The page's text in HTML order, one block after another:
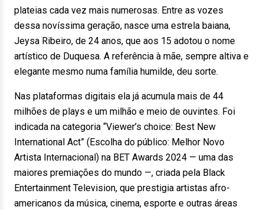
plateias cada vez mais numerosas. Entre as vozes
dessa novíssima geração, nasce uma estrela baiana,
Jeysa Ribeiro, de 24 anos, que aos 15 adotou o nome
artístico de Duquesa. A referência à mãe, sempre altiva e
elegante mesmo numa família humilde, deu sorte.
Nas plataformas digitais ela já acumula mais de 44
milhões de plays e um milhão e meio de ouvintes. Foi
indicada na categoria “Viewer’s choice: Best New
International Act” (Escolha do público: Melhor Novo
Artista Internacional) na BET Awards 2024 — uma das
maiores premiações do mundo —, criada pela Black
Entertainment Television, que prestigia artistas afro-
americanos da música, cinema, esporte e outras áreas